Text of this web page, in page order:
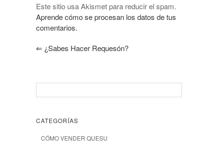
Este sitio usa Akismet para reducir el spam.
Aprende cómo se procesan los datos de tus
comentarios.
⇐ ¿Sabes Hacer Requesón?
CATEGORÍAS
CÓMO VENDER QUESU